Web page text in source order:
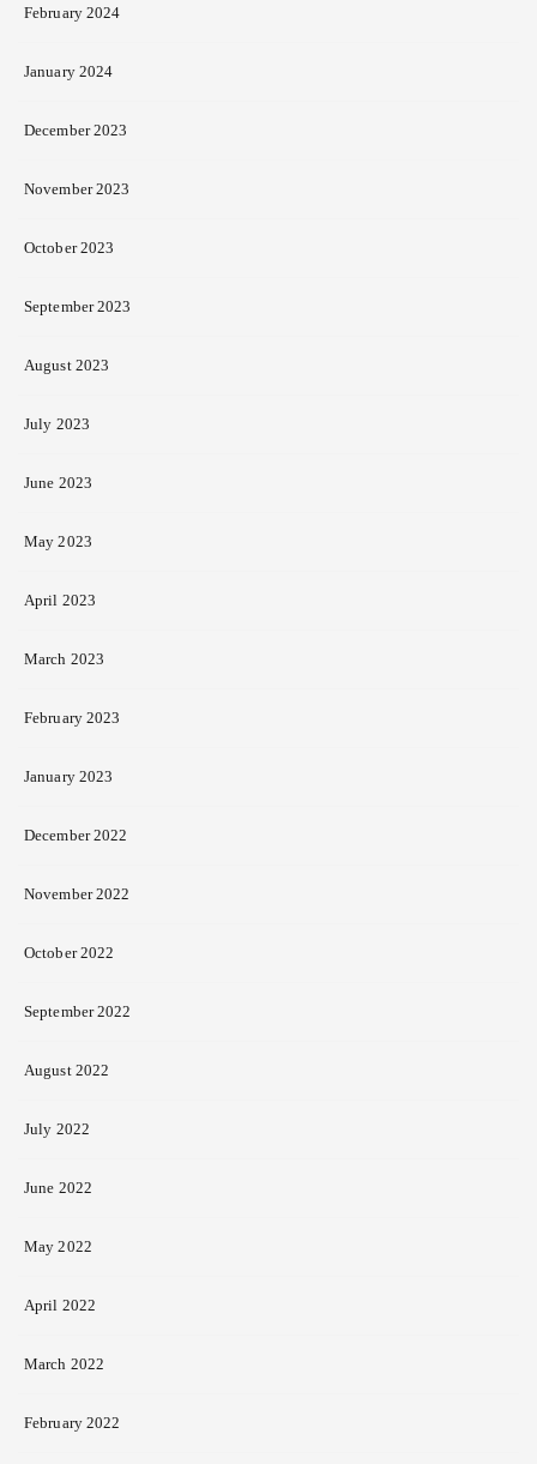
February 2024
January 2024
December 2023
November 2023
October 2023
September 2023
August 2023
July 2023
June 2023
May 2023
April 2023
March 2023
February 2023
January 2023
December 2022
November 2022
October 2022
September 2022
August 2022
July 2022
June 2022
May 2022
April 2022
March 2022
February 2022